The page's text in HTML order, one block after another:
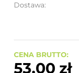
Dostawa:
Cena nie
CENA BRUTTO:
53,00 zł